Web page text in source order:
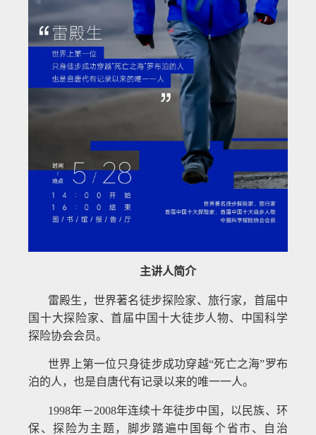
主讲人简介
雷殿生，世界著名徒步探险家、旅行家，首届中
国十大探险家、首届中国十大徒步人物、中国科学
探险协会会员。
世界上第一位只身徒步成功穿越“死亡之海”罗布
泊的人，也是自唐代有记录以来的唯一一人。
1998年－2008年连续十年徒步中国，以民族、环
保、探险为主题，脚步踏遍中国每个省市、自治